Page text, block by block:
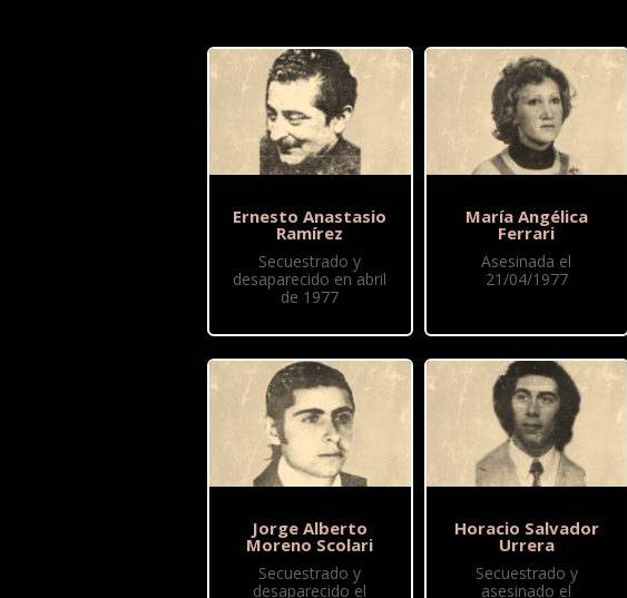
Ernesto Anastasio
Ramírez
Secuestrado y
desaparecido en abril
de 1977
Jorge Alberto
Moreno Scolari
Secuestrado y
desaparecido el
María Angélica
Ferrari
Asesinada el
21/04/1977
Horacio Salvador
Urrera
Secuestrado y
asesinado el